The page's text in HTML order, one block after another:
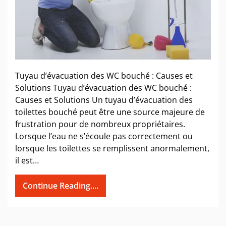
Tuyau d’évacuation des WC bouché : Causes et
Solutions Tuyau d’évacuation des WC bouché :
Causes et Solutions Un tuyau d’évacuation des
toilettes bouché peut être une source majeure de
frustration pour de nombreux propriétaires.
Lorsque l’eau ne s’écoule pas correctement ou
lorsque les toilettes se remplissent anormalement,
il est…
Continue Reading....